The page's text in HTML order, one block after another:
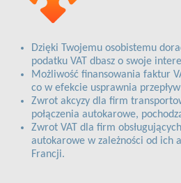
Dzięki Twojemu osobistemu
podatku VAT dbasz o swoje
Możliwość finansowania faktur
co w efekcie usprawnia
Zwrot akcyzy dla firm
połączenia autokarowe,
Zwrot VAT dla firm
autokarowe w zależności od ich
Francji.